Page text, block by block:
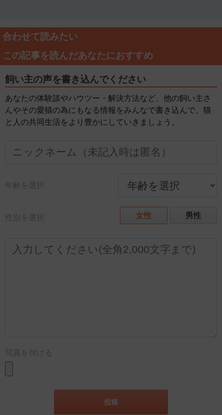
合わせて読みたい
この記事を読んだあなたにおすすめ
飼い主の声を書き込んでください
あなたの体験談やハウツー・解決方法など、他の飼い主さ
んやその愛猫の為にもなる情報をみんなで書き込んで、猫
と人の共同生活をより豊かにしていきましょう。
年齢を選択
性別を選択 女性 男性
写真を付ける